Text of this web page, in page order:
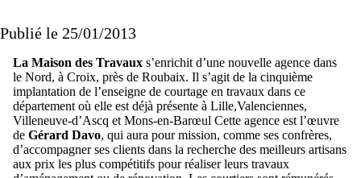
Publié le 25/01/2013
La Maison des Travaux s’enrichit d’une nouvelle agence dans
le Nord, à Croix, près de Roubaix. Il s’agit de la cinquième
implantation de l’enseigne de courtage en travaux dans ce
département où elle est déjà présente à Lille,Valenciennes,
Villeneuve-d’Ascq et Mons-en-Barœul Cette agence est l’œuvre
de Gérard Davo, qui aura pour mission, comme ses confrères,
d’accompagner ses clients dans la recherche des meilleurs artisans
aux prix les plus compétitifs pour réaliser leurs travaux